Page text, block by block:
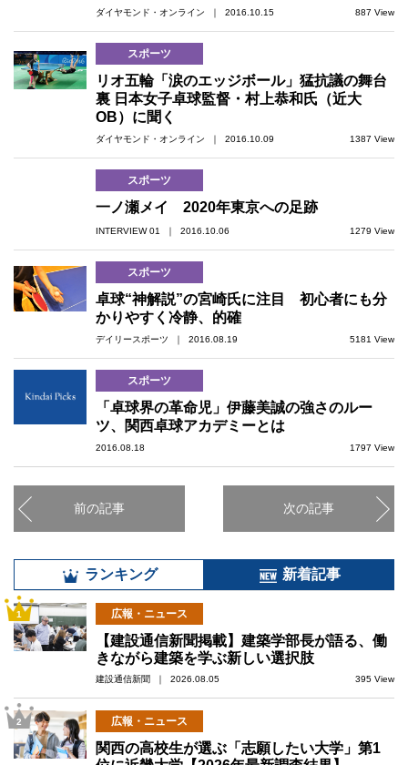
ダイヤモンド・オンライン ｜ 2016.10.15 887 View
スポーツ
リオ五輪「涙のエッジボール」猛抗議の舞台
裏 日本女子卓球監督・村上恭和氏（近大
OB）に聞く
ダイヤモンド・オンライン ｜ 2016.10.09 1387 View
スポーツ
一ノ瀬メイ 2020年東京への足跡
INTERVIEW 01 ｜ 2016.10.06 1279 View
スポーツ
卓球“神解説”の宮崎氏に注目 初心者にも分
かりやすく冷静、的確
デイリースポーツ ｜ 2016.08.19 5181 View
スポーツ
「卓球界の革命児」伊藤美誠の強さのルー
ツ、関西卓球アカデミーとは
2016.08.18 1797 View
前の記事 次の記事
ランキング 新着記事
1 広報・ニュース
【建設通信新聞掲載】建築学部長が語る、働
きながら建築を学ぶ新しい選択肢
建設通信新聞 ｜ 2026.08.05 395 View
2 広報・ニュース
関西の高校生が選ぶ「志願したい大学」第1